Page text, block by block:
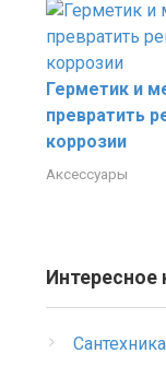
Герметик и
превратить
коррозии
Аксессуары
Интересное
Сантехника